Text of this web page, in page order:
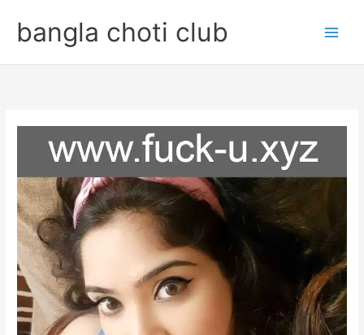
contentbangla choti club